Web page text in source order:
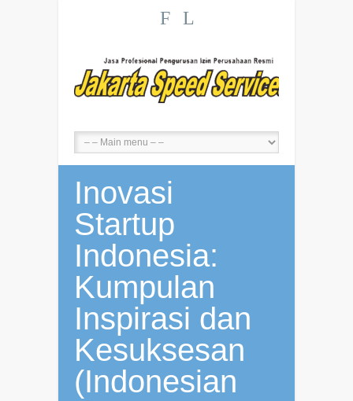
F L
Inovasi
Startup
Indonesia:
Kumpulan
Inspirasi dan
Kesuksesan
(Indonesian